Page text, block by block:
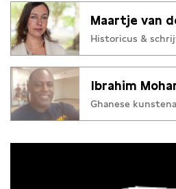
Maartje van
Historicus &
Ibrahim
Ghanese